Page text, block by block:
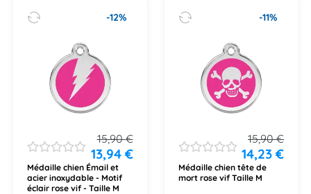
-12%
15,90€
13,94 €
Médaille chien Émail et
acier inoxydable - Motif
éclair rose vif - Taille M
-11%
15,90€
14,23€
Médaille chien tête de
mort rose vif Taille M